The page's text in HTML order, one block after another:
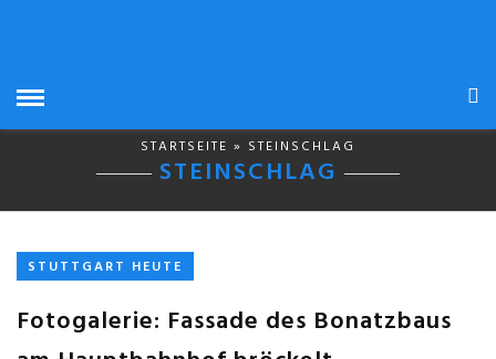
STARTSEITE » STEINSCHLAG
STEINSCHLAG
STUTTGART HEUTE
Fotogalerie: Fassade des Bonatzbaus